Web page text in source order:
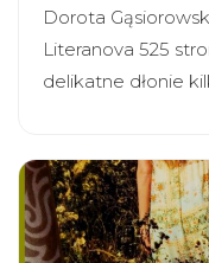
Dorota
Literanova 525
delikatne dłonie